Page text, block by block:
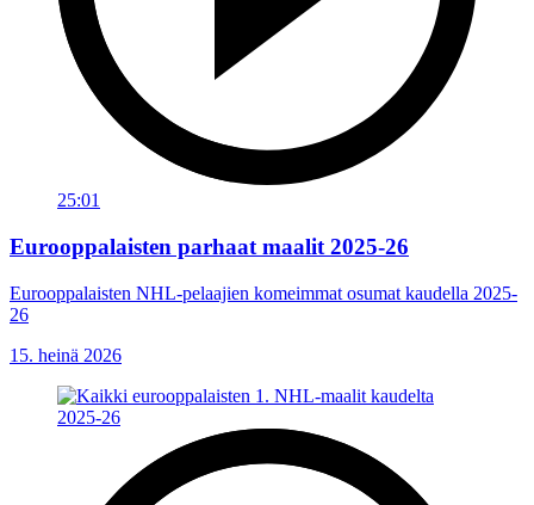
25:01
Eurooppalaisten parhaat maalit 2025-26
Eurooppalaisten NHL-pelaajien komeimmat osumat kaudella 2025-
26
15. heinä 2026